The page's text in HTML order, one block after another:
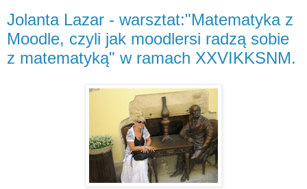
Jolanta Lazar - warsztat:"Matematyka z
Moodle, czyli jak moodlersi radzą sobie
z matematyką" w ramach XXVIKKSNM.